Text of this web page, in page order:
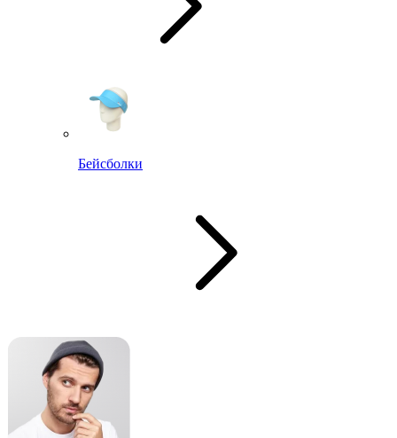
Бейсболки